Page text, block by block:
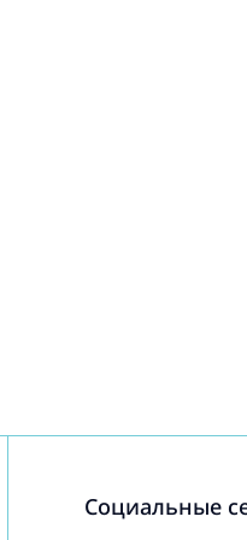
Социальные